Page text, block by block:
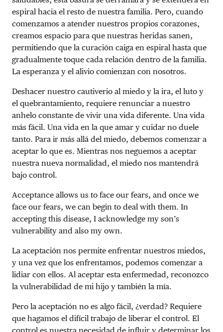
espiral hacia el resto de nuestra familia. Pero, cuando
comenzamos a atender nuestros propios corazones,
creamos espacio para que nuestras heridas sanen,
permitiendo que la curación caiga en espiral hasta que
gradualmente toque cada relación dentro de la familia.
La esperanza y el alivio comienzan con nosotros.
Deshacer nuestro cautiverio al miedo y la ira, el luto y
el quebrantamiento, requiere renunciar a nuestro
anhelo constante de vivir una vida diferente. Una vida
más fácil. Una vida en la que amar y cuidar no duele
tanto. Para ir más allá del miedo, debemos comenzar a
aceptar lo que es. Mientras nos neguemos a aceptar
nuestra nueva normalidad, el miedo nos mantendrá
bajo control.
Acceptance allows us to face our fears, and once we
face our fears, we can begin to deal with them. In
accepting this disease, I acknowledge my son’s
vulnerability and also my own.
La aceptación nos permite enfrentar nuestros miedos,
y una vez que los enfrentamos, podemos comenzar a
lidiar con ellos. Al aceptar esta enfermedad, reconozco
la vulnerabilidad de mi hijo y también la mía.
Pero la aceptación no es algo fácil, ¿verdad? Requiere
que hagamos el difícil trabajo de liberar el control. El